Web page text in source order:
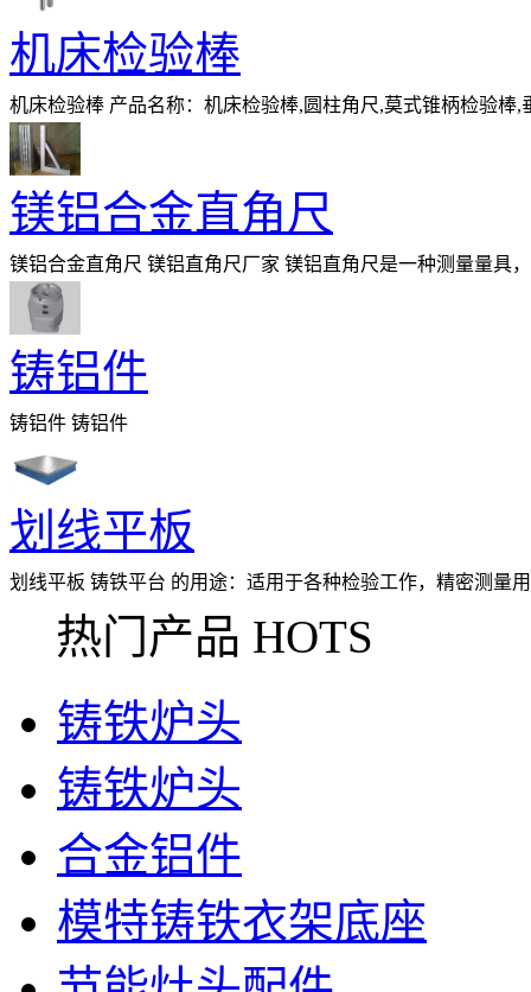
机床检验棒
机床检验棒 产品名称：机床检验棒,圆柱角尺,莫式锥柄检验棒,
检验和划线，检验零件货不见有关表面的
镁铝合金直角尺
镁铝合金直角尺 镁铝直角尺厂家 镁铝直角尺是一种测量量具
对位置的垂直度，有时也用于划线。 镁铝直
铸铝件
铸铝件 铸铝件
划线平板
划线平板 铸铁平台 的用途：适用于各种检验工作，精密测量
差，并作紧密划线，在机械制造中
热门产品 HOTS
铸铁炉头
铸铁炉头
合金铝件
模特铸铁衣架底座